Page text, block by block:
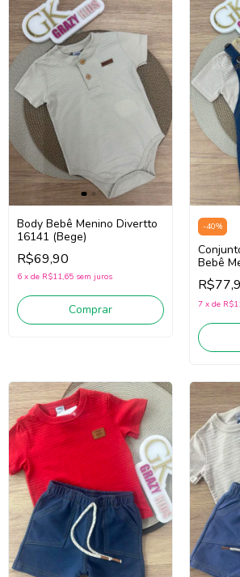
Body Bebê Menino Divertto
16141 (Bege)
R$69,90
6 x de R$11,65 sem juros
Comprar
-40%
Bebê
(Azul/
7 x de